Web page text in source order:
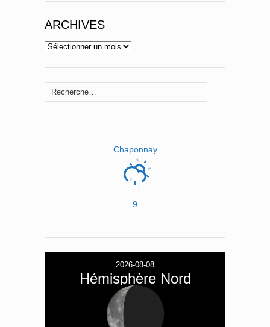
ARCHIVES
Archives
Rechercher :
Chaponnay
9
2026-08-08
Hémisphère Nord